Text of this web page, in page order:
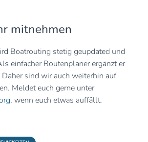
mitnehmen
Boatrouting stetig geupdated und
einfacher Routenplaner ergänzt er
sind wir auch weiterhin auf
Meldet euch gerne unter
, wenn euch etwas auffällt.